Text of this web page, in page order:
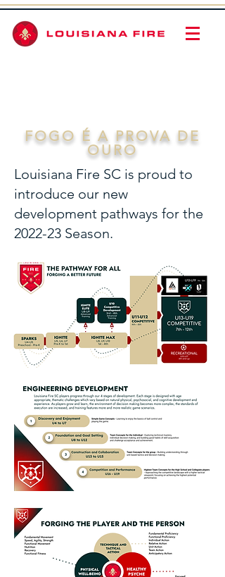
FOGO É A PROVA DE
OURO
Louisiana Fire SC is proud to
introduce our new
development pathways for the
2022-23 Season.